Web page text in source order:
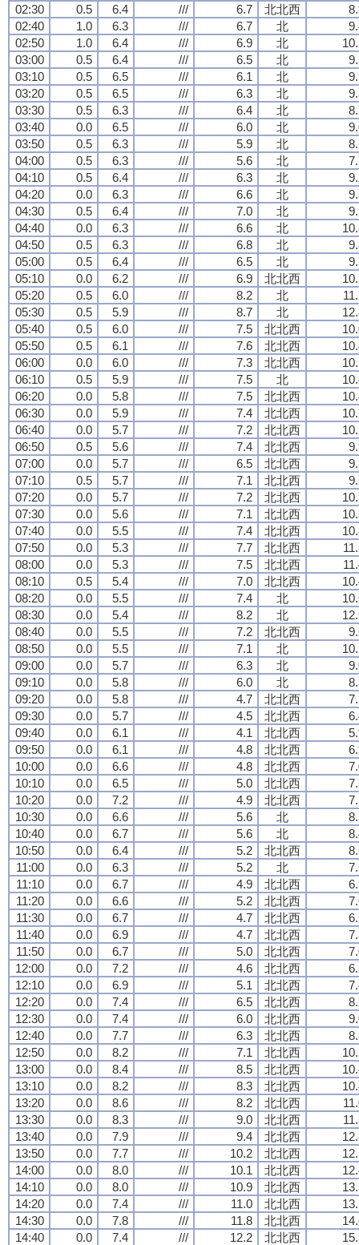
02:30
0.5 6.4 /// 6.7 北北西
02:40
1.0 6.3 /// 6.7 北
02:50
1.0 6.4 /// 6.9 北
03:00
0.5 6.4 /// 6.5 北
03:10
0.5 6.5 /// 6.1 北
03:20
0.5 6.5 /// 6.3 北
03:30
0.5 6.3 /// 6.4 北
03:40
0.0 6.5 /// 6.0 北
03:50
0.5 6.3 /// 5.9 北
04:00
0.5 6.3 /// 5.6 北
04:10
0.5 6.4 /// 6.3 北
04:20
0.0 6.3 /// 6.6 北
04:30
0.5 6.4 /// 7.0 北
04:40
0.0 6.3 /// 6.6 北
04:50
0.5 6.3 /// 6.8 北
05:00
0.5 6.4 /// 6.5 北
05:10
0.0 6.2 /// 6.9 北北西
05:20
0.5 6.0 /// 8.2 北
05:30
0.5 5.9 /// 8.7 北
05:40
0.5 6.0 /// 7.5 北北西
05:50
0.5 6.1 /// 7.6 北北西
06:00
0.0 6.0 /// 7.3 北北西
06:10
0.5 5.9 /// 7.5 北
06:20
0.0 5.8 /// 7.5 北北西
06:30
0.0 5.9 /// 7.4 北北西
06:40
0.0 5.7 /// 7.2 北北西
06:50
0.5 5.6 /// 7.4 北北西
07:00
0.0 5.7 /// 6.5 北北西
07:10
0.5 5.7 /// 7.1 北北西
07:20
0.0 5.7 /// 7.2 北北西
07:30
0.0 5.6 /// 7.1 北北西
07:40
0.0 5.5 /// 7.4 北北西
07:50
0.0 5.3 /// 7.7 北北西
08:00
0.0 5.3 /// 7.5 北北西
08:10
0.5 5.4 /// 7.0 北北西
08:20
0.0 5.5 /// 7.4 北
08:30
0.0 5.4 /// 8.2 北
08:40
0.0 5.5 /// 7.2 北北西
08:50
0.0 5.5 /// 7.1 北
09:00
0.0 5.7 /// 6.3 北
09:10
0.0 5.8 /// 6.0 北
09:20
0.0 5.8 /// 4.7 北北西
09:30
0.0 5.7 /// 4.5 北北西
09:40
0.0 6.1 /// 4.1 北北西
09:50
0.0 6.1 /// 4.8 北北西
10:00
0.0 6.6 /// 4.8 北北西
10:10
0.0 6.5 /// 5.0 北北西
10:20
0.0 7.2 /// 4.9 北北西
10:30
0.0 6.6 /// 5.6 北
10:40
0.0 6.7 /// 5.6 北
10:50
0.0 6.4 /// 5.2 北北西
11:00
0.0 6.3 /// 5.2 北
11:10
0.0 6.7 /// 4.9 北北西
11:20
0.0 6.6 /// 5.2 北北西
11:30
0.0 6.7 /// 4.7 北北西
11:40
0.0 6.9 /// 4.7 北北西
11:50
0.0 6.7 /// 5.0 北北西
12:00
0.0 7.2 /// 4.6 北北西
12:10
0.0 6.9 /// 5.1 北北西
12:20
0.0 7.4 /// 6.5 北北西
12:30
0.0 7.4 /// 6.0 北北西
12:40
0.0 7.7 /// 6.3 北北西
12:50
0.0 8.2 /// 7.1 北北西
13:00
0.0 8.4 /// 8.5 北北西
13:10
0.0 8.2 /// 8.3 北北西
13:20
0.0 8.6 /// 8.2 北北西
13:30
0.0 8.3 /// 9.0 北北西
13:40
0.0 7.9 /// 9.4 北北西
13:50
0.0 7.7 /// 10.2 北北西
14:00
0.0 8.0 /// 10.1 北北西
14:10
0.0 8.0 /// 10.9 北北西
14:20
0.0 7.4 /// 11.0 北北西
14:30
0.0 7.8 /// 11.8 北北西
14:40
0.0 7.4 /// 12.2 北北西